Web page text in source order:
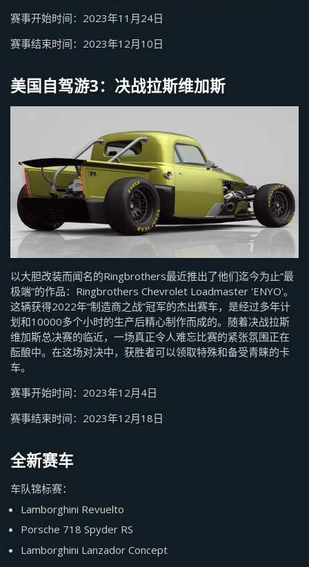
赛事开始时间：2023年11月24日
赛事结束时间：2023年12月10日
美国自驾游3：决战拉斯维加斯
以大胆改装而闻名的Ringbrothers最近推出了他们迄今为止“最
极端”的作品：Ringbrothers Chevrolet Loadmaster 'ENYO'。
这辆获得2022年“制造商之战”冠军的杰出赛车，是经过多年计
划和10000多个小时的生产后精心制作而成的。随着决战拉斯
维加斯总决赛的临近，一场真正令人难忘比赛的紧张氛围正在
酝酿中。在这场对决中，获胜者可以领取特殊和备受青睐的卡
车。
赛事开始时间：2023年12月4日
赛事结束时间：2023年12月18日
全新赛车
车队锦标赛：
Lamborghini Revuelto
Porsche 718 Spyder RS
Lamborghini Lanzador Concept